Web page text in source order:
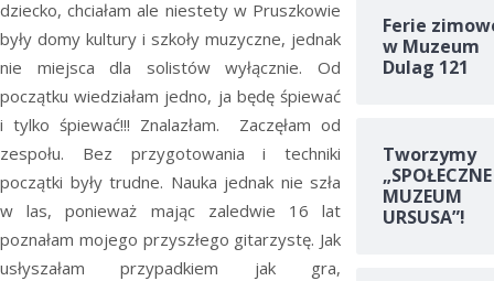
dziecko, chciałam ale niestety w Pruszkowie
były domy kultury i szkoły muzyczne, jednak
nie miejsca dla solistów wyłącznie. Od
początku wiedziałam jedno, ja będę śpiewać
i tylko śpiewać!!! Znalazłam. Zaczęłam od
zespołu. Bez przygotowania i techniki
początki były trudne. Nauka jednak nie szła
w las, ponieważ mając zaledwie 16 lat
poznałam mojego przyszłego gitarzystę. Jak
usłyszałam przypadkiem jak gra,
Ferie
w Muzeum
Dulag 121
Tworzymy
„SPOŁECZNE
MUZEUM
URSUSA”!